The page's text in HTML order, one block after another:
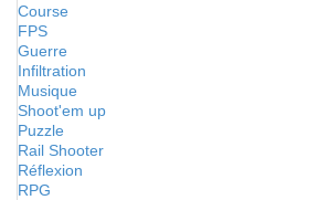
Course
FPS
Guerre
Infiltration
Musique
Shoot'em up
Puzzle
Rail Shooter
Réflexion
RPG